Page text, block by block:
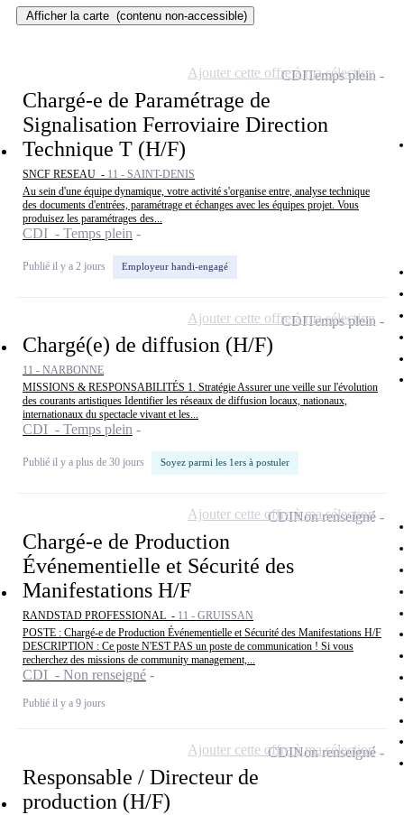
Afficher la carte (contenu non-accessible)
Chargé-e de Paramétrage de
Signalisation Ferroviaire Direction
Technique T (H/F)
SNCF RESEAU - 11 - SAINT-DENIS
Au sein d'une équipe dynamique, votre activité s'organise entre, analyse technique
des documents d'entrées, paramétrage et échanges avec les équipes projet. Vous
produisez les paramétrages des...
CDI - Temps plein
Publié il y a 2 jours Employeur handi-engagé
CDITemps plein
Ajouter cette offre à ma sélection
Chargé(e) de diffusion (H/F)
11 - NARBONNE
MISSIONS & RESPONSABILITÉS 1. Stratégie Assurer une veille sur l'évolution
des courants artistiques Identifier les réseaux de diffusion locaux, nationaux,
internationaux du spectacle vivant et les...
CDI - Temps plein
Publié il y a plus de 30 jours Soyez parmi les 1ers à postuler
CDITemps plein
Ajouter cette offre à ma sélection
Chargé-e de Production
Événementielle et Sécurité des
Manifestations H/F
RANDSTAD PROFESSIONAL - 11 - GRUISSAN
POSTE : Chargé-e de Production Événementielle et Sécurité des Manifestations H/F
DESCRIPTION : Ce poste N'EST PAS un poste de communication ! Si vous
recherchez des missions de community management,...
CDI - Non renseigné
Publié il y a 9 jours
CDINon renseigné
Ajouter cette offre à ma sélection
Responsable / Directeur de
production (H/F)
CDINon renseigné
Ajouter cette offre à ma sélection